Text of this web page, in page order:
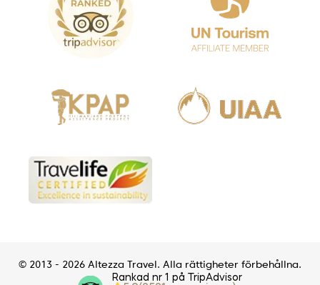
© 2013 - 2026 Altezza Travel. Alla rättigheter förbehållna.
Rankad nr 1 på TripAdvisor